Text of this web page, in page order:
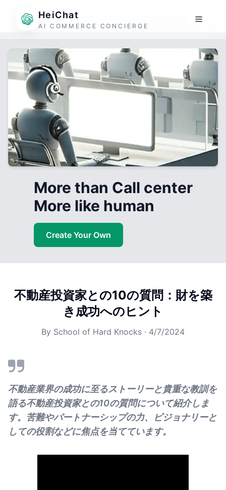
HeiChat
AI COMMERCE CONCIERGE
More than Call center
More like human
Create Your Own
不動産投資家との10の質問：財を築
き成功へのヒント
By School of Hard Knocks · 4/7/2024
不動産業界の成功に至るストーリーと貴重な教訓を
語る不動産投資家との10の質問について紹介しま
す。苦難やパートナーシップの力、ビジョナリーと
しての役割などに焦点を当てています。